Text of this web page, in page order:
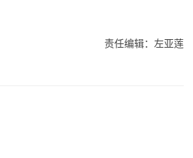
责任编辑：左亚莲